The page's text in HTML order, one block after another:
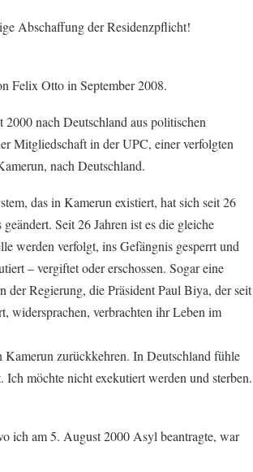
Abschaffung der Residenzpflicht!
Felix Otto in September 2008.
nach Deutschland aus politischen
Mitgliedschaft in der UPC, einer verfolgten
nach Deutschland.
das in Kamerun existiert, hat sich seit 26
Seit 26 Jahren ist es die gleiche
werden verfolgt, ins Gefängnis gesperrt und
– vergiftet oder erschossen. Sogar eine
der Regierung, die Präsident Paul Biya, der seit
widersprachen, verbrachten ihr Leben im
Kamerun zurückkehren. In Deutschland fühle
möchte nicht exekutiert werden und sterben.
ich am 5. August 2000 Asyl beantragte, war